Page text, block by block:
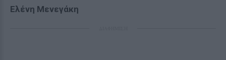
Ελένη Μενεγάκη